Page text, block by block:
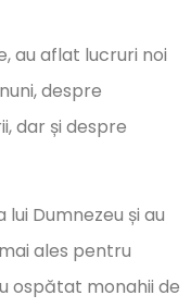
au aflat lucruri noi
despre
dar și despre
Dumnezeu și au
ales pentru
ospătat monahii de